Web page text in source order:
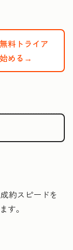
料トライア
める→
約スピードを
す。